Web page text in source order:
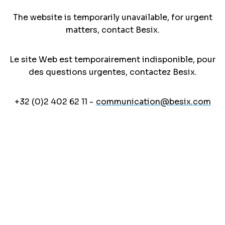
The website is temporarily unavailable, for urgent
matters, contact Besix.
Le site Web est temporairement indisponible, pour
des questions urgentes, contactez Besix.
+32 (0)2 402 62 11 - communication@besix.com